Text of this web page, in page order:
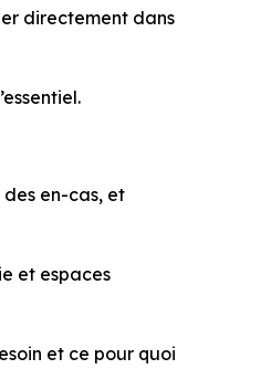
directement dans
en-cas, et
et espaces
et ce pour quoi